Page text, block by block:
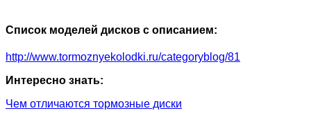
Список моделей дисков с описанием:
http://www.tormoznyekolodki.ru/categoryblog/81
Интересно знать:
Чем отличаются тормозные диски